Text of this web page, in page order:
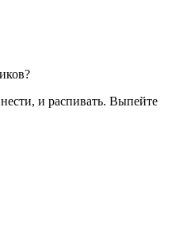
и распивать. Выпейте